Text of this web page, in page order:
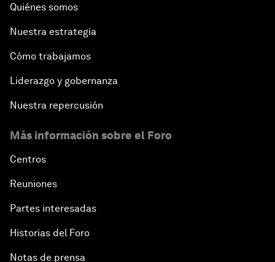
Quiénes somos
Nuestra estrategia
Cómo trabajamos
Liderazgo y gobernanza
Nuestra repercusión
Más información sobre el Foro
Centros
Reuniones
Partes interesadas
Historias del Foro
Notas de prensa